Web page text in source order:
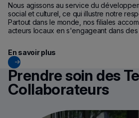
Nous agissons au service du
social et culturel, ce qui illustre notre
Partout dans le monde, nos filiales
acteurs locaux en s'engageant dans des
En savoir plus
Prendre soin des
Collaborateurs